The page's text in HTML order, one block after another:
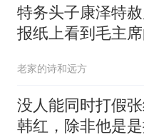
特务头子康泽特
报纸上看到毛主
老家的诗和远方
没人能同时打假
韩红，除非他是